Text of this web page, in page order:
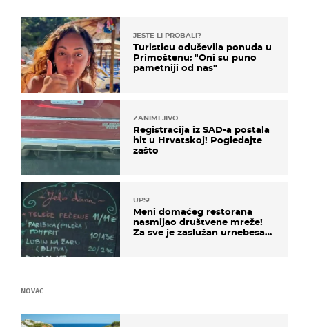
JESTE LI PROBALI?
Turisticu oduševila ponuda u
Primoštenu: "Oni su puno
pametniji od nas"
ZANIMLJIVO
Registracija iz SAD-a postala
hit u Hrvatskoj! Pogledajte
zašto
UPS!
Meni domaćeg restorana
nasmijao društvene mreže!
Za sve je zaslužan urnebesan
NOVAC